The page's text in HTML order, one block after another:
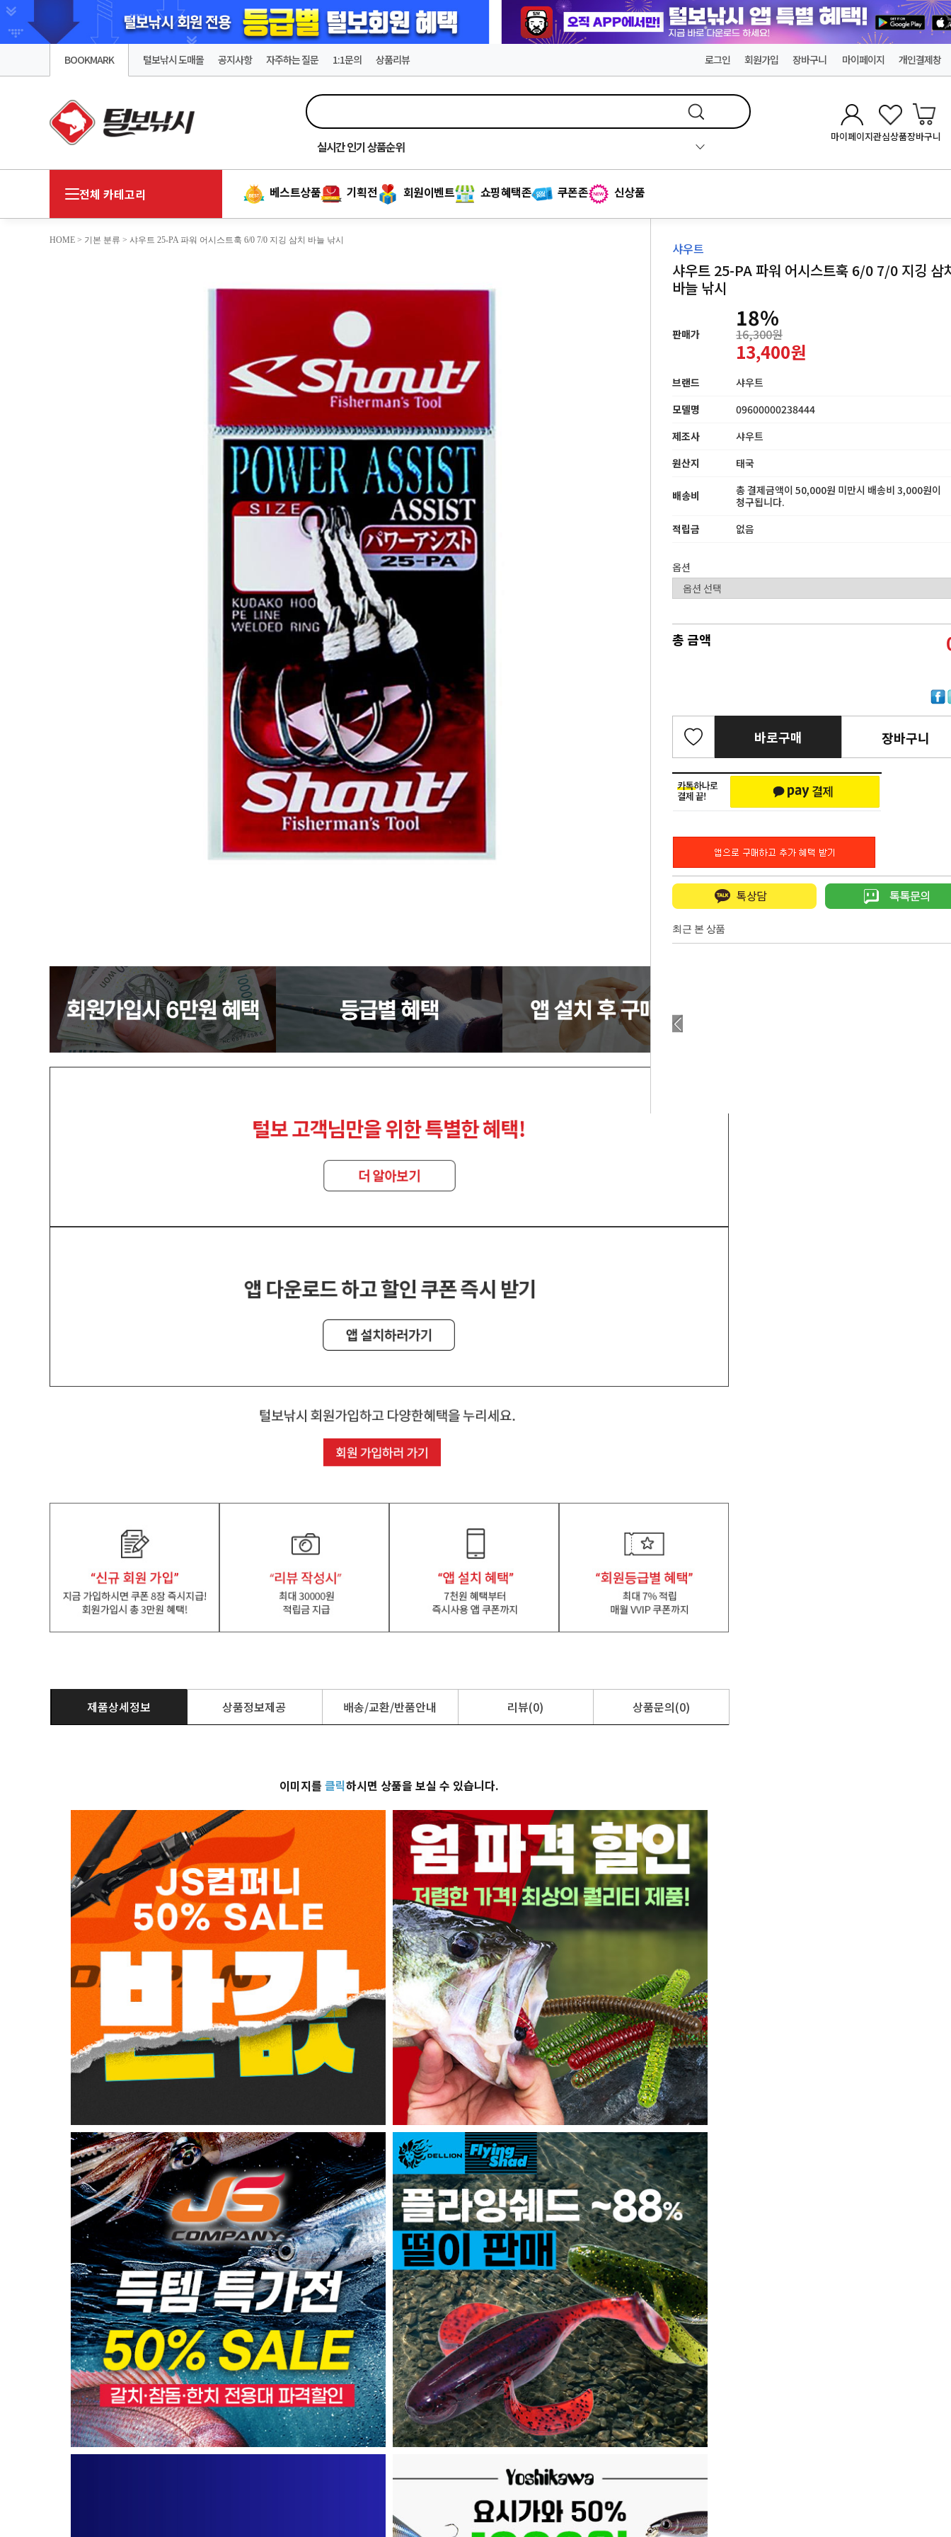
BOOKMARK 털보낚시 도매몰 공지사항 자주하는 질문 1:1문의 상품리뷰 로그인 회원가입 장바구니 마이페이지 개인결제창
실시간인기 상품순위
마이페이지관심상품장바구니
전체 카테고리 베스트상품 기획전 회원이벤트 쇼핑혜택존 쿠폰존 신상품
HOME > 기본 분류 > 샤우트 25-PA 파워 어시스트훅 6/0 7/0 지깅 삼치 바늘 낚시 샤우트
샤우트 25-PA 파워 어시스트훅 6/0 7/0 지깅 삼
바늘 낚시
판매가
18%
16,300원
13,400원
브랜드
샤우트
모델명
09600000238444
제조사
샤우트
원산지
태국
배송비
총 결제금액이 50,000원 미만시 배송비 3,000원이
청구됩니다.
적립금
없음
옵션
총 금액
바로구매 장바구니
최근 본 상품
제품상세정보 상품정보제공 배송/교환/반품안내 리뷰(0) 상품문의(0)
이미지를 클릭하시면 상품을 보실 수 있습니다.